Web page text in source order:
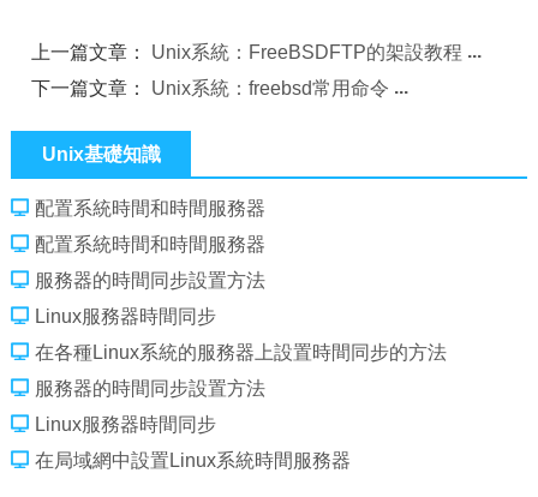
上一篇文章： Unix系統：FreeBSDFTP的架設教程
下一篇文章： Unix系統：freebsd常用命令
Unix基礎知識
配置系統時間和時間服務器
配置系統時間和時間服務器
服務器的時間同步設置方法
Linux服務器時間同步
在各種Linux系統的服務器上設置時間同步的方法
服務器的時間同步設置方法
Linux服務器時間同步
在局域網中設置Linux系統時間服務器